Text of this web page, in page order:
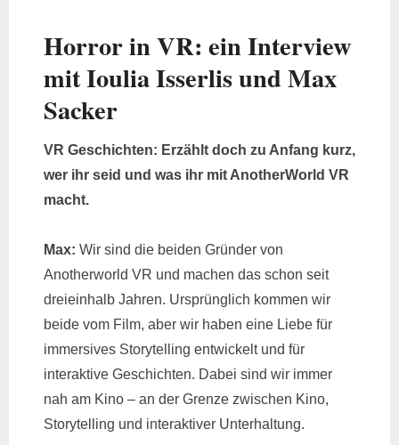
Horror in VR: ein Interview
mit Ioulia Isserlis und Max
Sacker
VR Geschichten: Erzählt doch zu Anfang kurz,
wer ihr seid und was ihr mit AnotherWorld VR
macht.
Max: Wir sind die beiden Gründer von
Anotherworld VR und machen das schon seit
dreieinhalb Jahren. Ursprünglich kommen wir
beide vom Film, aber wir haben eine Liebe für
immersives Storytelling entwickelt und für
interaktive Geschichten. Dabei sind wir immer
nah am Kino – an der Grenze zwischen Kino,
Storytelling und interaktiver Unterhaltung.